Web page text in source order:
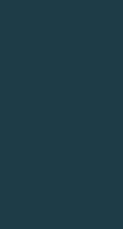
einen
voll
Ära sind
der
haben
die
angeborenen